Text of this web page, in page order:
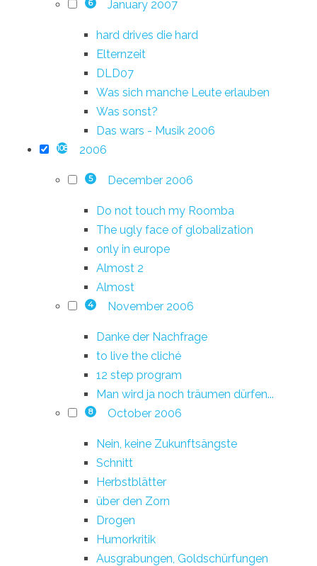
6 January 2007
hard drives die hard
Elternzeit
DLD07
Was sich manche Leute erlauben
Was sonst?
Das wars - Musik 2006
108 2006
5 December 2006
Do not touch my Roomba
The ugly face of globalization
only in europe
Almost 2
Almost
4 November 2006
Danke der Nachfrage
to live the cliché
12 step program
Man wird ja noch träumen dürfen...
8 October 2006
Nein, keine Zukunftsängste
Schnitt
Herbstblätter
über den Zorn
Drogen
Humorkritik
Ausgrabungen, Goldschürfungen